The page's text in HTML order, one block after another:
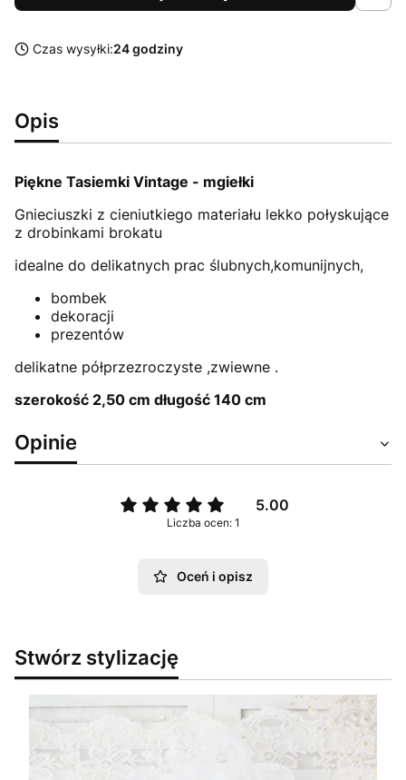
Czas wysyłki:24 godziny
Opis
Piękne Tasiemki Vintage - mgiełki
Gnieciuszki z cieniutkiego materiału lekko połyskujące
z drobinkami brokatu
idealne do delikatnych prac ślubnych,komunijnych,
bombek
dekoracji
prezentów
delikatne półprzezroczyste ,zwiewne .
szerokość 2,50 cm długość 140 cm
Opinie
5.00
Liczba ocen: 1
Oceń i opisz
Stwórz stylizację